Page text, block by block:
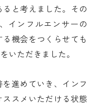
と考えました。その
インフルエンサーの
機会をつくらせても
いただきました。
進めていき、インフ
スメいただける状態